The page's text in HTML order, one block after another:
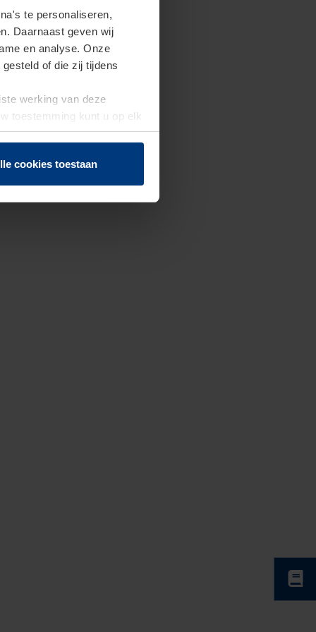
te personaliseren,
Daarnaast geven wij
en analyse. Onze
of die zij tijdens
werking van deze
toestemming kunt u op elk
herroepen.
cookies toestaan